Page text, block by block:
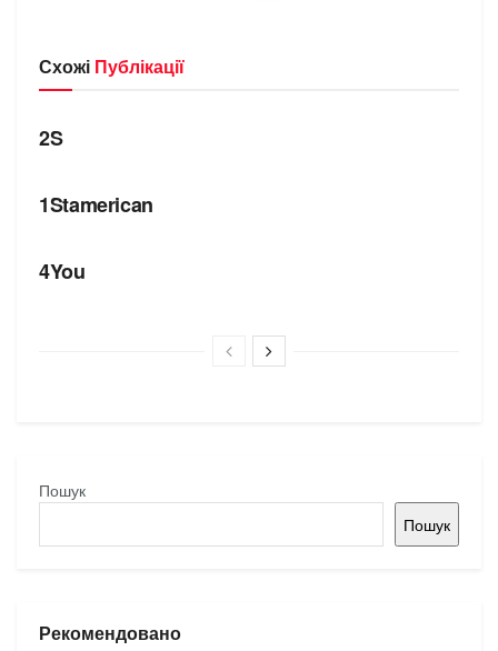
Схожі Публікації
БРЕНДИ
2S
1Stamerican
4You
Пошук
Пошук
Рекомендовано